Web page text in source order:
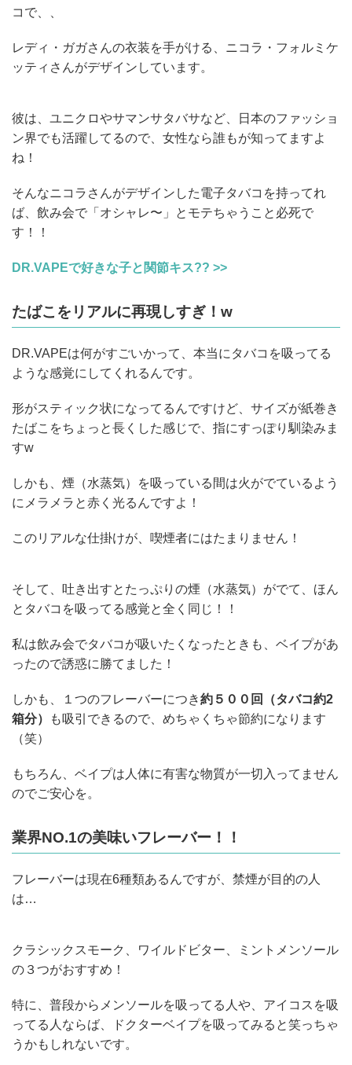
コで、、
レディ・ガガさんの衣装を手がける、ニコラ・フォルミケ
ッティさんがデザインしています。
彼は、ユニクロやサマンサタバサなど、日本のファッショ
ン界でも活躍してるので、女性なら誰もが知ってますよ
ね！
そんなニコラさんがデザインした電子タバコを持ってれ
ば、飲み会で「オシャレ〜」とモテちゃうこと必死で
す！！
DR.VAPEで好きな子と関節キス?? >>
たばこをリアルに再現しすぎ！w
DR.VAPEは何がすごいかって、本当にタバコを吸ってる
ような感覚にしてくれるんです。
形がスティック状になってるんですけど、サイズが紙巻き
たばこをちょっと長くした感じで、指にすっぽり馴染みま
すw
しかも、煙（水蒸気）を吸っている間は火がでているよう
にメラメラと赤く光るんですよ！
このリアルな仕掛けが、喫煙者にはたまりません！
そして、吐き出すとたっぷりの煙（水蒸気）がでて、ほん
とタバコを吸ってる感覚と全く同じ！！
私は飲み会でタバコが吸いたくなったときも、ベイプがあ
ったので誘惑に勝てました！
しかも、１つのフレーバーにつき約５００回（タバコ約2
箱分）
も吸引できるので、めちゃくちゃ節約になります
（笑）
もちろん、ベイプは人体に有害な物質が一切入ってません
のでご安心を。
業界NO.1の美味いフレーバー！！
フレーバーは現在6種類あるんですが、禁煙が目的の人
は…
クラシックスモーク、ワイルドビター、ミントメンソール
の３つがおすすめ！
特に、普段からメンソールを吸ってる人や、アイコスを吸
ってる人ならば、ドクターベイプを吸ってみると笑っちゃ
うかもしれないです。